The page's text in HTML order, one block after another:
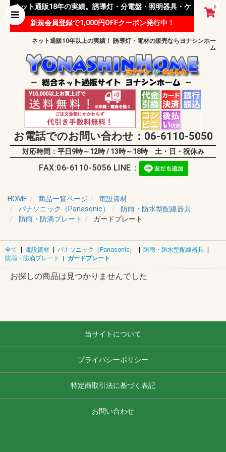
0
ネット通販18年の実績。誘導灯・分電盤・照明器具・ケ
ーブル等 様々な資材を取り扱っています。
新規会員登録で1,000円OFFクーポン発行中！
ネット通販10年以上の実績！ 誘導灯・電材の販売ならヨナシンホー
ム
お電話でのお問い合わせ：06-6110-5050
対応時間：平日9時～12時 / 13時～18時 土・日・祝休み
FAX:06-6110-5056 LINE：
HOME 商品一覧ページ
電設資材
パナソニック（Panasonic）
防雨・防水型配線器具
防雨・防滴プレート
ガードプレート
全て | 電設資材 | パナソニック（Panasonic） | 防雨・防水型配線器具 |
防雨・防滴プレート
| ガードプレート
お探しの商品は見つかりませんでした
当サイトについて
プライバシーポリシー
特定商取引法に基づく表記
お問い合わせ